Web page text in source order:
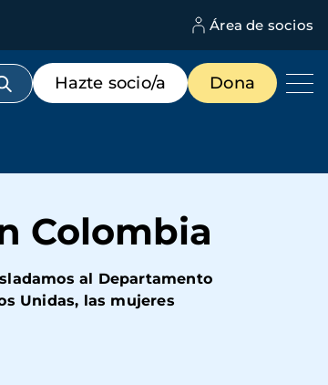
Área de socios
Menú
de
destacados
Hazte socio/a Dona
Colombia
al Departamento
Unidas, las mujeres